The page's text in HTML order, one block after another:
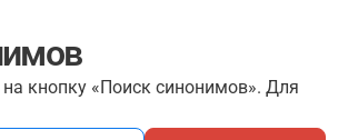
кнопку «Поиск синонимов». Для